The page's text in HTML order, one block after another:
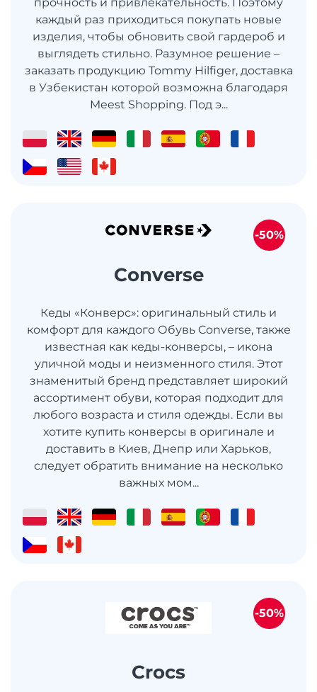
прочность и привлекательность. Поэтому
каждый раз приходиться покупать новые
изделия, чтобы обновить свой гардероб и
выглядеть стильно. Разумное решение –
заказать продукцию Tommy Hilfiger, доставка
в Узбекистан которой возможна благодаря
Meest Shopping. Под э...
Converse
Кеды «Конверс»: оригинальный стиль и
комфорт для каждого Обувь Converse, также
известная как кеды-конверсы, – икона
уличной моды и неизменного стиля. Этот
знаменитый бренд представляет широкий
ассортимент обуви, которая подходит для
любого возраста и стиля одежды. Если вы
хотите купить конверсы в оригинале и
доставить в Киев, Днепр или Харьков,
следует обратить внимание на несколько
важных мом...
-50%
Crocs
-50%